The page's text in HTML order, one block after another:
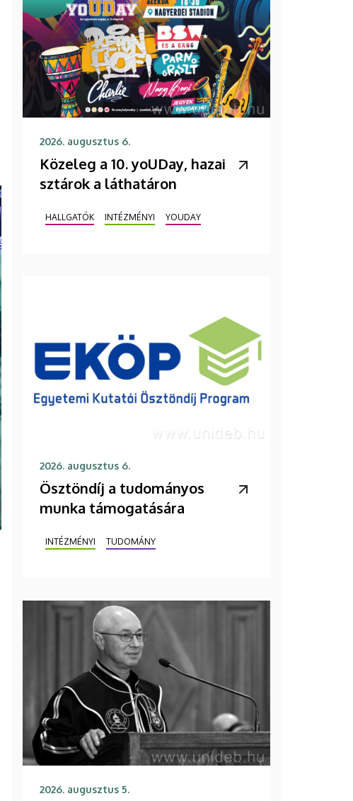
2026. augusztus 6.
Közeleg a 10. yoUDay, hazai
sztárok a láthatáron
HALLGATÓK INTÉZMÉNYI YOUDAY
2026. augusztus 6.
Ösztöndíj a tudományos
munka támogatására
INTÉZMÉNYI TUDOMÁNY
2026. augusztus 5.